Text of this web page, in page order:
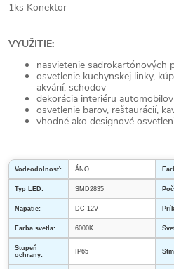
1ks Konektor
VYUŽITIE:
nasvietenie sadrokartónových
osvetlenie kuchynskej linky,
akvárií, schodov
dekorácia interiéru automobilov
osvetlenie barov, reštaurácií,
vhodné ako designové
Vodeodolnosť: ÁNO
Typ LED: SMD2835
Napätie: DC 12V
Farba svetla: 6000K
Stupeň
ochrany:
IP65